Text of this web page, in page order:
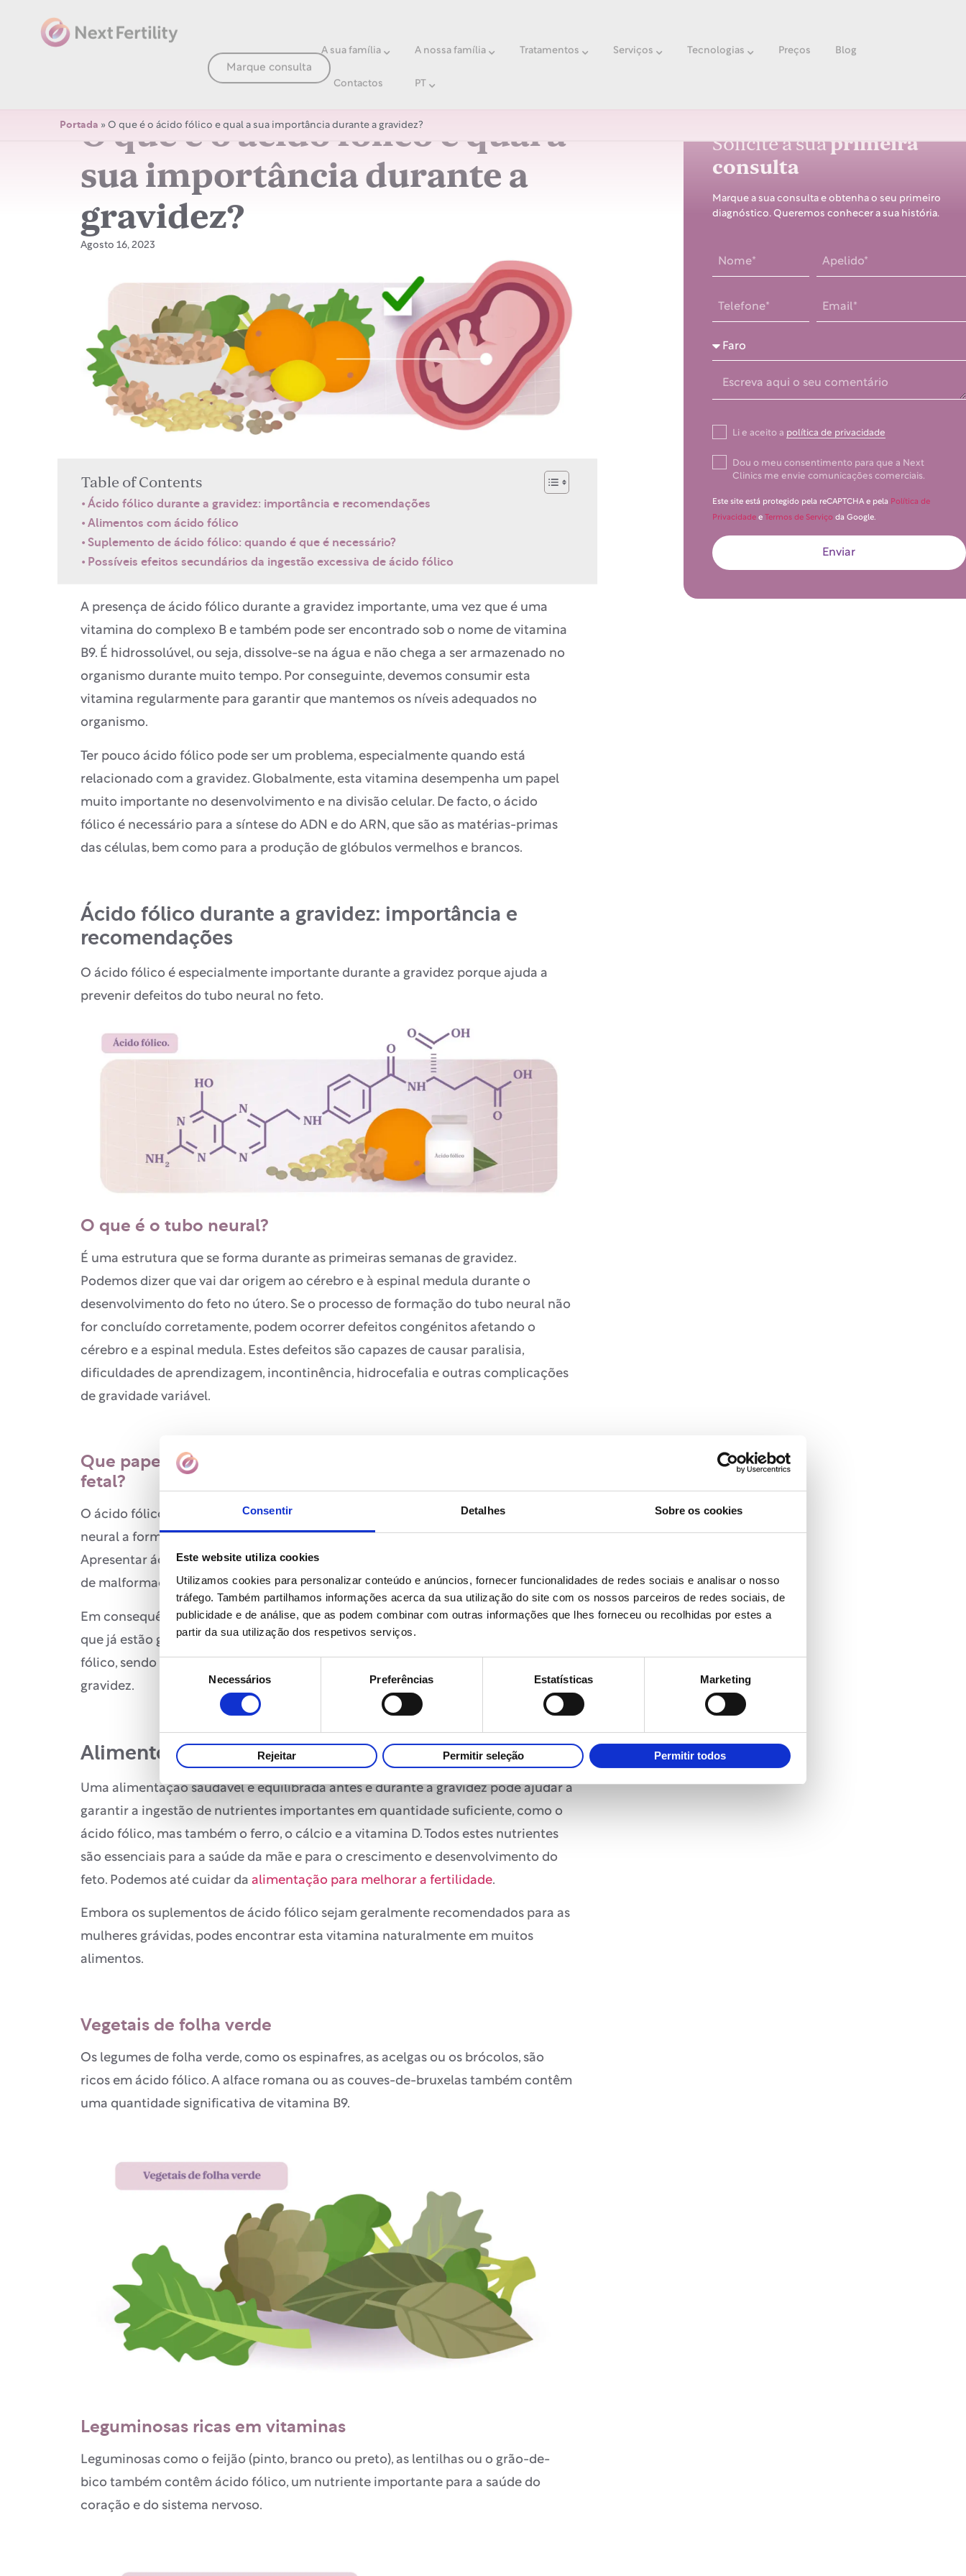
Consentir Detalhes Sobre os cookies
Este website utiliza cookies
Utilizamos cookies para personalizar conteúdo e anúncios, fornecer funcionalidades de redes sociais e analisar o nosso
tráfego. Também partilhamos informações acerca da sua utilização do site com os nossos parceiros de redes sociais, de
publicidade e de análise, que as podem combinar com outras informações que lhes forneceu ou recolhidas por estes a
partir da sua utilização dos respetivos serviços.
consentimento
Necessários Preferências Estatísticas Marketing
Rejeitar Permitir seleção Permitir todos
Marque consulta
A sua família A nossa família Tratamentos Serviços Tecnologias Preços Blog
Contactos PT
Portada »O que é o ácido fólico e qual a sua importância durante a gravidez?
O que é o ácido fólico e qual a
sua importância durante a
gravidez?
Agosto 16, 2023
Table of Contents
Ácido fólico durante a gravidez: importância e recomendações
Alimentos com ácido fólico
Suplemento de ácido fólico: quando é que é necessário?
Possíveis efeitos secundários da ingestão excessiva de ácido fólico
A presença de ácido fólico durante a gravidez importante, uma vez que é uma
vitamina do complexo B e também pode ser encontrado sob o nome de vitamina
B9. É hidrossolúvel, ou seja, dissolve-se na água e não chega a ser armazenado no
organismo durante muito tempo. Por conseguinte, devemos consumir esta
vitamina regularmente para garantir que mantemos os níveis adequados no
organismo.
Ter pouco ácido fólico pode ser um problema, especialmente quando está
relacionado com a gravidez. Globalmente, esta vitamina desempenha um papel
muito importante no desenvolvimento e na divisão celular. De facto, o ácido
fólico é necessário para a síntese do ADN e do ARN, que são as matérias-primas
das células, bem como para a produção de glóbulos vermelhos e brancos.
Ácido fólico durante a gravidez: importância e
recomendações
O ácido fólico é especialmente importante durante a gravidez porque ajuda a
prevenir defeitos do tubo neural no feto.
O que é o tubo neural?
É uma estrutura que se forma durante as primeiras semanas de gravidez.
Podemos dizer que vai dar origem ao cérebro e à espinal medula durante o
desenvolvimento do feto no útero. Se o processo de formação do tubo neural não
for concluído corretamente, podem ocorrer defeitos congénitos afetando o
cérebro e a espinal medula. Estes defeitos são capazes de causar paralisia,
dificuldades de aprendizagem, incontinência, hidrocefalia e outras complicações
de gravidade variável.
Que papel desempenha o ácido fólico no desenvolvimento
fetal?
O ácido fólico ajuda a prevenir estes defeitos do tubo neural, ajudando o tubo
neural a formar-se adequadamente durante as primeiras semanas de gravidez.
Apresentar ácido fólico baixo durante este período representa, portanto, um risco
de malformações congénitas.
Em consequência, recomenda-se que as mulheres que pretendem engravidar ou
que já estão grávidas tomem diariamente algum tipo de suplemento de ácido
fólico, sendo especialmente importante fazê-lo durante o primeiro trimestre da
gravidez.
Alimentos com ácido fólico
Uma alimentação saudável e equilibrada antes e durante a gravidez pode ajudar a
garantir a ingestão de nutrientes importantes em quantidade suficiente, como o
ácido fólico, mas também o ferro, o cálcio e a vitamina D. Todos estes nutrientes
são essenciais para a saúde da mãe e para o crescimento e desenvolvimento do
feto. Podemos até cuidar da alimentação para melhorar a fertilidade.
Embora os suplementos de ácido fólico sejam geralmente recomendados para as
mulheres grávidas, podes encontrar esta vitamina naturalmente em muitos
alimentos.
Vegetais de folha verde
Os legumes de folha verde, como os espinafres, as acelgas ou os brócolos, são
ricos em ácido fólico. A alface romana ou as couves-de-bruxelas também contêm
uma quantidade significativa de vitamina B9.
Leguminosas ricas em vitaminas
Leguminosas como o feijão (pinto, branco ou preto), as lentilhas ou o grão-de-
bico também contêm ácido fólico, um nutriente importante para a saúde do
coração e do sistema nervoso.
Solicite a suaprimeira
consulta
Marque a sua consulta e obtenha o seu primeiro
diagnóstico. Queremos conhecer a sua história.
Li e aceito a política de privacidade
Dou o meu consentimento para que a Next
Clinics me envie comunicações comerciais.
Este site está protegido pela reCAPTCHA e pela Política de
Privacidade e Termos de Serviço da Google.
Enviar